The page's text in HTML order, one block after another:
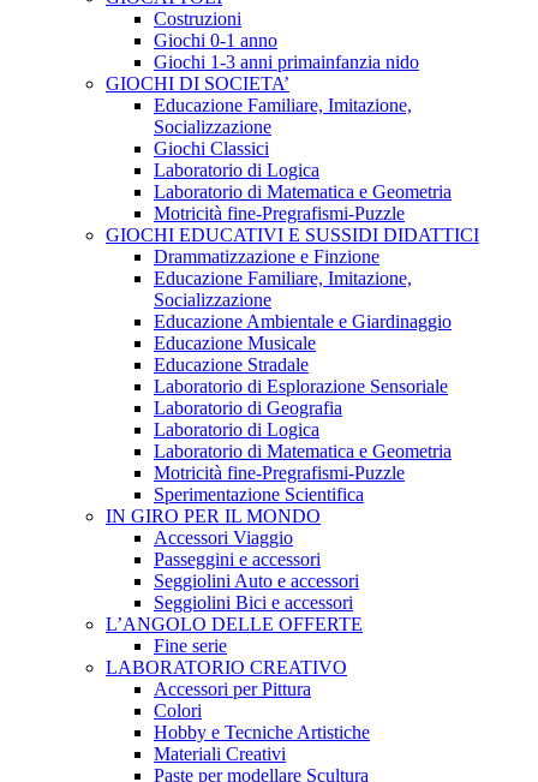
Costruzioni
Giochi 0-1 anno
Giochi 1-3 anni primainfanzia nido
GIOCHI DI SOCIETA’
Educazione Familiare, Imitazione,
Socializzazione
Giochi Classici
Laboratorio di Logica
Laboratorio di Matematica e Geometria
Motricità fine-Pregrafismi-Puzzle
GIOCHI EDUCATIVI E SUSSIDI DIDATTICI
Drammatizzazione e Finzione
Educazione Familiare, Imitazione,
Socializzazione
Educazione Ambientale e Giardinaggio
Educazione Musicale
Educazione Stradale
Laboratorio di Esplorazione Sensoriale
Laboratorio di Geografia
Laboratorio di Logica
Laboratorio di Matematica e Geometria
Motricità fine-Pregrafismi-Puzzle
Sperimentazione Scientifica
IN GIRO PER IL MONDO
Accessori Viaggio
Passeggini e accessori
Seggiolini Auto e accessori
Seggiolini Bici e accessori
L’ANGOLO DELLE OFFERTE
Fine serie
LABORATORIO CREATIVO
Accessori per Pittura
Colori
Hobby e Tecniche Artistiche
Materiali Creativi
Paste per modellare Scultura